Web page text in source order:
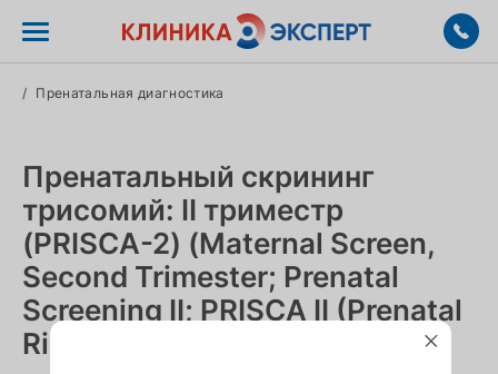
/ Пренатальная диагностика
Пренатальный скрининг
трисомий: II триместр
(PRISСA-2) (Maternal Screen,
Second Trimester; Prenatal
Screening II; PRISCA II (Prenatal
Risk Calculation